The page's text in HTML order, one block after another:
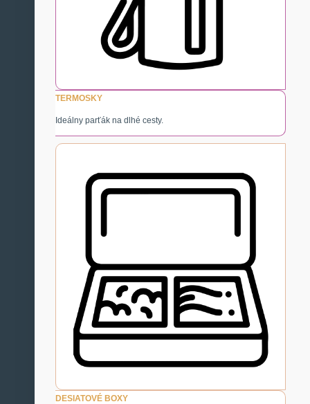
TERMOSKY
Ideálny parťák na dlhé cesty.
DESIATOVÉ BOXY